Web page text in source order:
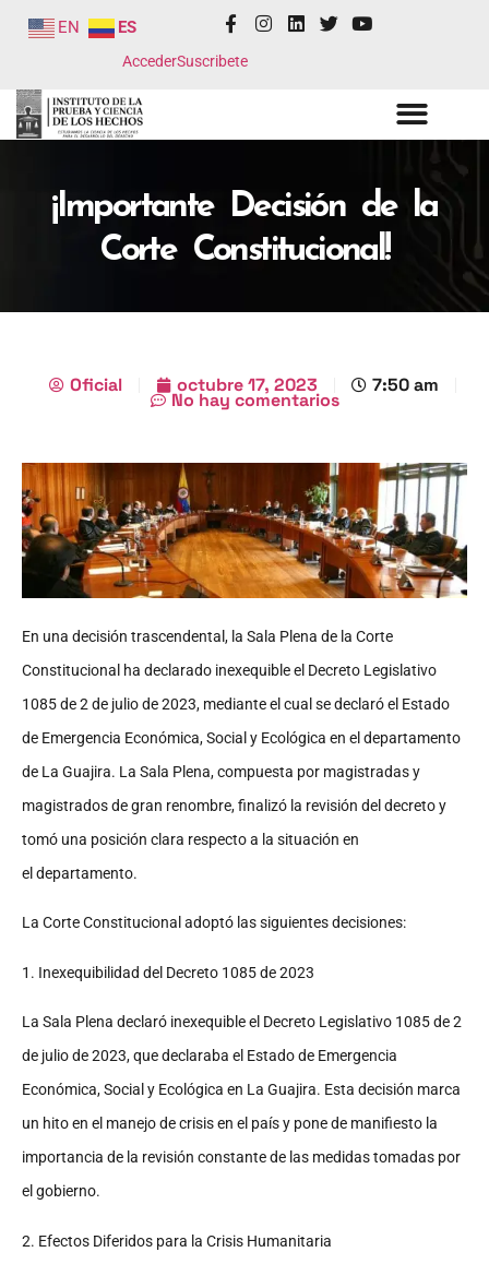
EN ES
AccederSuscribete
¡Importante Decisión de la
Corte Constitucional!
Oficial octubre 17, 2023 7:50 am
No hay comentarios
En una decisión trascendental, la Sala Plena de la Corte
Constitucional ha declarado inexequible el Decreto Legislativo
1085 de 2 de julio de 2023, mediante el cual sedeclaró el Estado
de Emergencia Económica, Social y Ecológica en el departamento
de La Guajira. La Sala Plena, compuesta por magistradas y
magistrados de gran renombre,finalizó la revisión del decreto y
tomó una posición clara respecto a la situación en
el departamento.
La Corte Constitucional adoptó las siguientes decisiones:
1. Inexequibilidad del Decreto 1085 de 2023
La Sala Plena declaró inexequible el Decreto Legislativo 1085 de 2
de julio de 2023, que declaraba el Estado de Emergencia
Económica, Social y Ecológica en La Guajira. Esta decisión marca
un hito en el manejo de crisis en el país y pone de manifiesto la
importancia de la revisión constante de las medidas tomadas por
el gobierno.
2. Efectos Diferidos para la Crisis Humanitaria